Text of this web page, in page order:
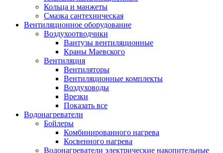
Кольца и манжеты
Смазка сантехническая
Вентиляционное оборудование
Воздухоотводчики
Вантузы вентиляционные
Краны Маевского
Вентиляция
Вентиляторы
Вентиляционные комплекты
Воздуховоды
Врезки
Показать все
Водонагреватели
Бойлеры
Комбинированного нагрева
Косвенного нагрева
Водонагреватели электрические накопительные